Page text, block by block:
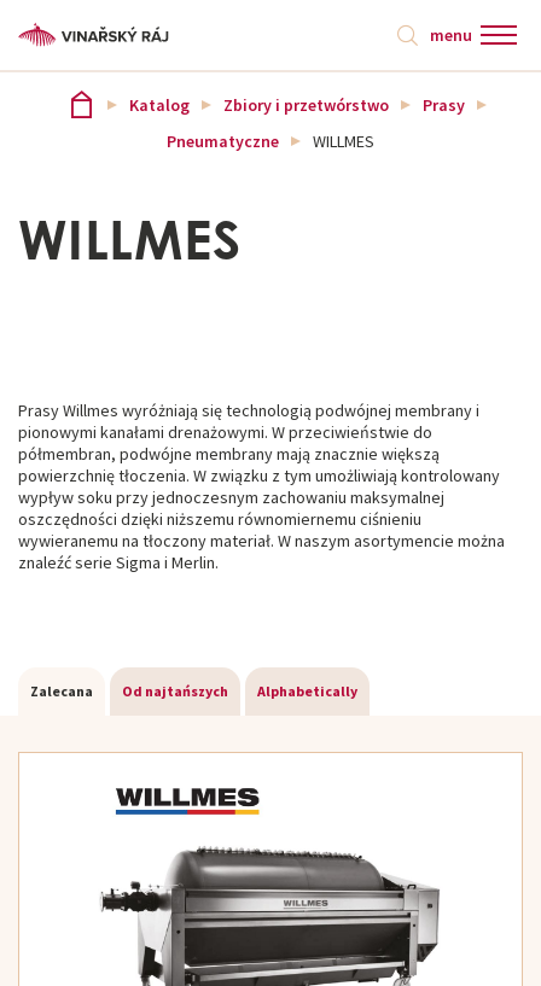
menu
Katalog Zbiory i przetwórstwo
Prasy
Pneumatyczne
WILLMES
WILLMES
Prasy Willmes wyróżniają się technologią podwójnej membrany i
pionowymi kanałami drenażowymi. W przeciwieństwie do
półmembran, podwójne membrany mają znacznie większą
powierzchnię tłoczenia. W związku z tym umożliwiają kontrolowany
wypływ soku przy jednoczesnym zachowaniu maksymalnej
oszczędności dzięki niższemu równomiernemu ciśnieniu
wywieranemu na tłoczony materiał. W naszym asortymencie można
znaleźć serie Sigma i Merlin.
Zalecana Od najtańszych Alphabetically